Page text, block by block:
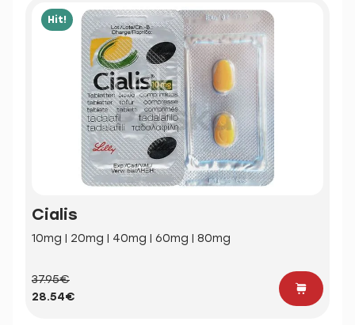
Hit!
Cialis
10mg | 20mg | 40mg | 60mg | 80mg
37.95€
28.54€